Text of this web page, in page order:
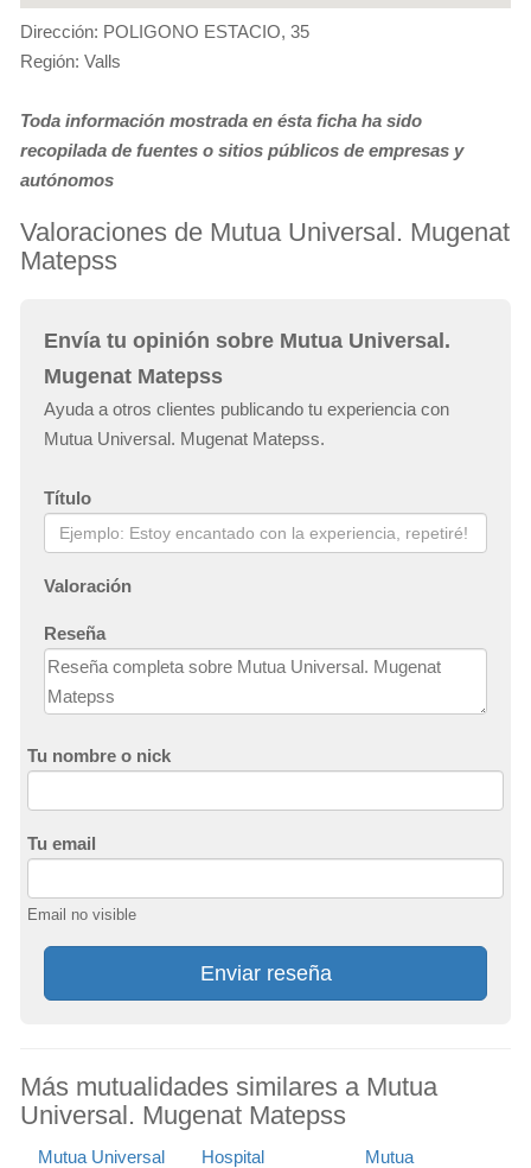
Dirección: POLIGONO ESTACIO, 35
Región: Valls
Toda información mostrada en ésta ficha ha sido
recopilada de fuentes o sitios públicos de empresas y
autónomos
Valoraciones de Mutua Universal. Mugenat
Matepss
Envía tu opinión sobre Mutua Universal.
Mugenat Matepss
Ayuda a otros clientes publicando tu experiencia con
Mutua Universal. Mugenat Matepss.
Título
Valoración
Reseña
Tu nombre o nick
Tu email
Email no visible
Enviar reseña
Más mutualidades similares a Mutua
Universal. Mugenat Matepss
Mutua Universal
Hospital
Mutua